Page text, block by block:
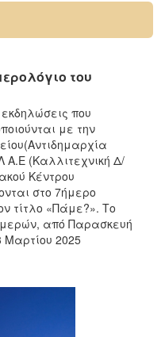
του
εκδηλώσεις που
με την
Α.Ε (Καλλιτεχνική Δ/
Κέντρου
στο 7ήμερο
τίτλο «Πάμε?». Το
από Παρασκευή
2025